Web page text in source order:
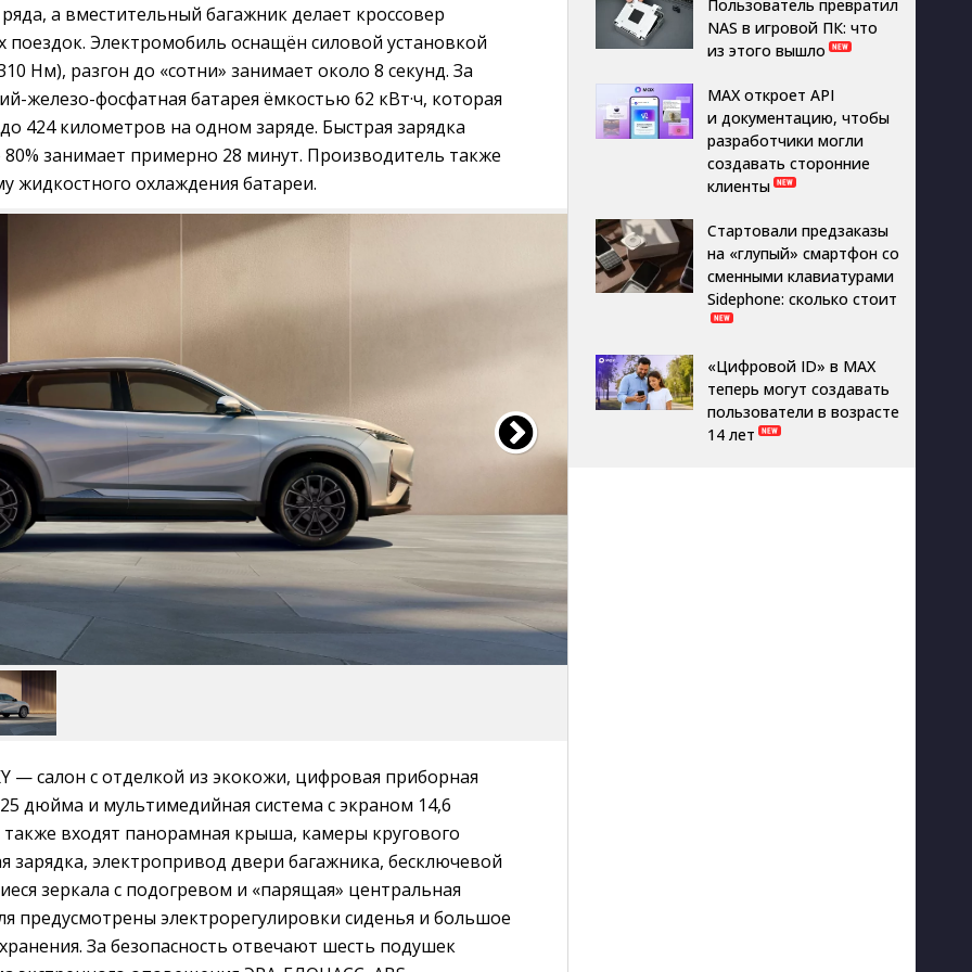
а вместительный багажник делает кроссовер
поездок. Электромобиль оснащён силовой установкой
Нм), разгон до «сотни» занимает около 8 секунд. За
железо-фосфатная батарея ёмкостью 62 кВт·ч, которая
424 километров на одном заряде. Быстрая зарядка
80% занимает примерно 28 минут. Производитель также
жидкостного охлаждения батареи.
— салон с отделкой из экокожи, цифровая приборная
дюйма и мультимедийная система с экраном 14,6
входят панорамная крыша, камеры кругового
зарядка, электропривод двери багажника, бесключевой
зеркала с подогревом и «парящая» центральная
предусмотрены электрорегулировки сиденья и большое
За безопасность отвечают шесть подушек
Пользователь превратил
NAS в игровой ПК: что
из этого вышло
MAX откроет API
и документацию, чтобы
разработчики могли
создавать сторонние
клиенты
Стартовали предзаказы
на «глупый» смартфон со
сменными клавиатурами
Sidephone: сколько стоит
«Цифровой ID» в MAX
теперь могут создавать
пользователи в возрасте
14 лет